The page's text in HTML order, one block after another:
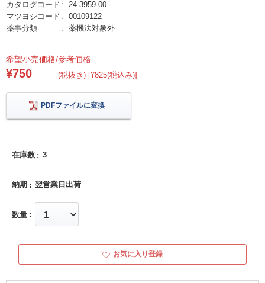
カタログコード
24-3959-00
マツヨシコード
00109122
薬事分類
薬機法対象外
希望小売価格/参考価格
¥750 (税抜き) [¥825(税込み)]
PDFファイルに変換
在庫数 3
納期 翌営業日出荷
数量
お気に入り登録